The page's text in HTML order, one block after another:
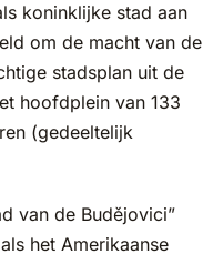
koninklijke stad aan
om de macht van de
stadsplan uit de
hoofdplein van 133
(gedeeltelijk
van de Budějovici”
het Amerikaanse